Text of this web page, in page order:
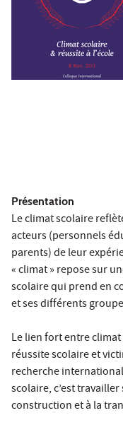
Présentation
Le climat scolaire
acteurs (personnels
parents) de leur
« climat » repose sur
scolaire qui prend en
et ses différents
Le lien fort entre
réussite scolaire et
recherche
scolaire, c’est
construction et à la